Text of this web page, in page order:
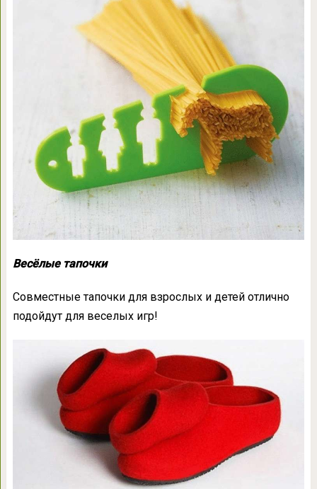
Весёлые тапочки
Совместные тапочки для взрослых и детей отлично
подойдут для веселых игр!